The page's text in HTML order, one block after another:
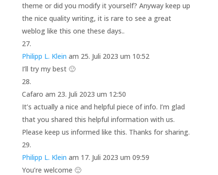
theme or did you modify it yourself? Anyway keep up
the nice quality writing, it is rare to see a great
weblog like this one these days..
Philipp L. Klein am 25. Juli 2023 um 10:52
I’ll try my best 🙂
Cafaro am 23. Juli 2023 um 12:50
It’s actually a nice and helpful piece of info. I’m glad
that you shared this helpful information with us.
Please keep us informed like this. Thanks for sharing.
Philipp L. Klein am 17. Juli 2023 um 09:59
You’re welcome 🙂